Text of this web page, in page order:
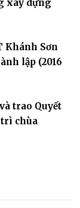
xây dựng
Khánh Sơn
lập (2016
trao Quyết
chùa